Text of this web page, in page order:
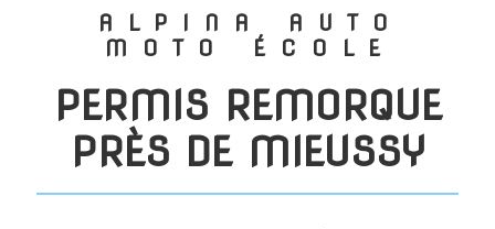
ALPINA AUTO
MOTO ÉCOLE
PERMIS REMORQUE
PRÈS DE MIEUSSY